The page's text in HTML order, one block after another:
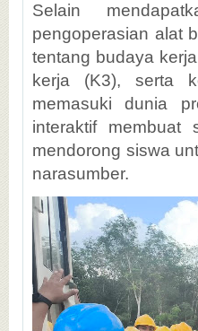
Selain
pengoperasian alat
tentang budaya
kerja (K3), serta
memasuki dunia
interaktif membuat
mendorong siswa
narasumber.